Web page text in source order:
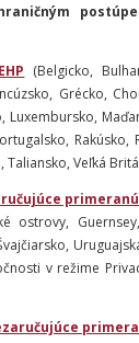
(Belgicko,
Grécko,
Luxembursko,
Rakúsko,
Taliansko, Veľká
ostrovy,
v režime